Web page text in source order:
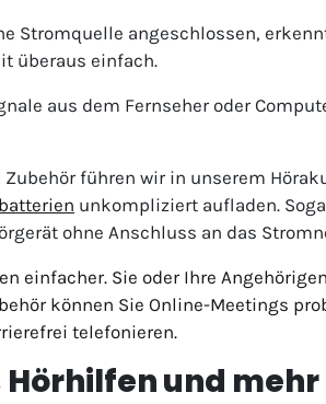
Stromquelle angeschlossen,
überaus einfach.
aus dem Fernseher oder
Zubehör führen wir in unserem
unkompliziert aufladen.
ohne Anschluss an das
einfacher. Sie oder Ihre
können Sie Online-Meetings
telefonieren.
Hörhilfen und mehr